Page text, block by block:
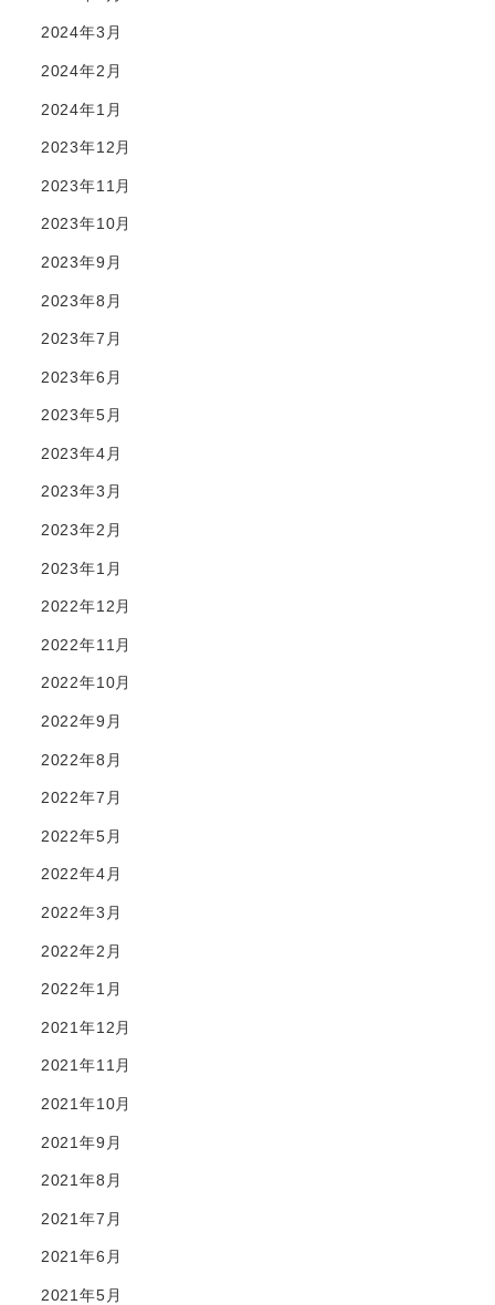
2024年3月
2024年2月
2024年1月
2023年12月
2023年11月
2023年10月
2023年9月
2023年8月
2023年7月
2023年6月
2023年5月
2023年4月
2023年3月
2023年2月
2023年1月
2022年12月
2022年11月
2022年10月
2022年9月
2022年8月
2022年7月
2022年5月
2022年4月
2022年3月
2022年2月
2022年1月
2021年12月
2021年11月
2021年10月
2021年9月
2021年8月
2021年7月
2021年6月
2021年5月